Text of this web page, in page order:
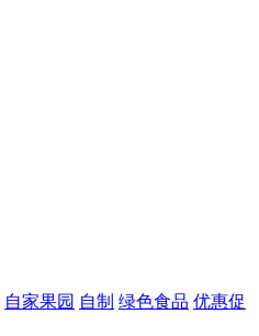
自家果园 自制 绿色食品 优惠促